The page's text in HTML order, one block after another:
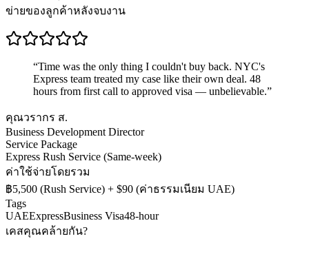
ข่ายของลูกค้าหลังจบงาน
“Time was the only thing I couldn't buy back. NYC's
Express team treated my case like their own deal. 48
hours from first call to approved visa — unbelievable.”
คุณวรากร ส.
Business Development Director
Service Package
Express Rush Service (Same-week)
ค่าใช้จ่ายโดยรวม
฿5,500 (Rush Service) + $90 (ค่าธรรมเนียม UAE)
Tags
UAEExpressBusiness Visa48-hour
เคสคุณคล้ายกัน?